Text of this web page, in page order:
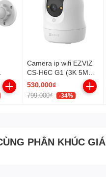
Camera ip wifi EZVIZ
CS-H6C G1 (3K 5MP/
Quay quét)
530.000₫
799.000₫ -34%
PHÂN KHÚC GIÁ